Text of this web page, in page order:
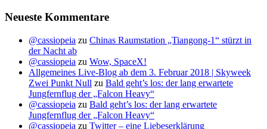
Neueste Kommentare
@cassiopeia zu Chinas Raumstation „Tiangong-1“ stürzt in
der Nacht ab
@cassiopeia zu Wow, SpaceX!
Allgemeines Live-Blog ab dem 3. Februar 2018 | Skyweek
Zwei Punkt Null zu Bald geht’s los: der lang erwartete
Jungfernflug der „Falcon Heavy“
@cassiopeia zu Bald geht’s los: der lang erwartete
Jungfernflug der „Falcon Heavy“
@cassiopeia zu Twitter – eine Liebeserklärung